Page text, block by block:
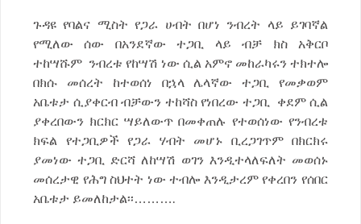
ጉዳዩ የባልና ሚስት የጋራ ሀብት በሆነ ንብረት ላይ ይገባኛል
የሚለው ሰው በአንደኛው ተጋቢ ላይ ብቻ ክስ አቅርቦ
ተከሣሹም ንብረቱ የከሣሽ ነው ሲል አምኖ መከራካሩን ተክተሎ
በክሱ መሰረት ከተወሰነ በኋላ ሌላኛው ተጋቢ የመቃወም
አቤቱታ ሲያቀርብ ብቻውን ተከሻስ የነበረው ተጋቢ ቀደም ሲል
ያቀረበውን ክርክር ሣይለውጥ በመቀጠሉ የተወሰነው የንብረቱ
ክፍል የተጋቢዎች የጋራ ሃብት መሆኑ ቢረጋገጥም በክርክሩ
ያመነው ተጋቢ ድርሻ ለከሣሽ ወገን እንዲተላለፍለት መወሰኑ
መሰረታዊ የሕግ ስህተት ነው ተብሎ እንዲታረም የቀረበን የሰበር
አቤቱታ ይመለከታል፡፡……….